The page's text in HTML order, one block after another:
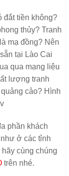
đắt tiền không?
thủy? Tranh
mạ đồng? Nên
tại Lào Cai
qua mạng liệu
lượng tranh
cảo? Hình
phần khách
ở các tỉnh
cùng chúng
trên nhé.